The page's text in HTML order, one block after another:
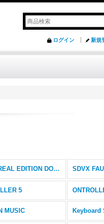
ログイン 新規
IIDX REAL EDITION DOUBLE LIGHTNING MODEL SDVX
5
MUSIC Keyboard